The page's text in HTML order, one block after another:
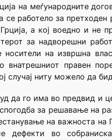
на меѓународните
работело за
а кој воедно и не
за надворешни
на извршна
правен
случај ниту можело да
да го има во предвид и
за решавање на
на важноста
дефекти во